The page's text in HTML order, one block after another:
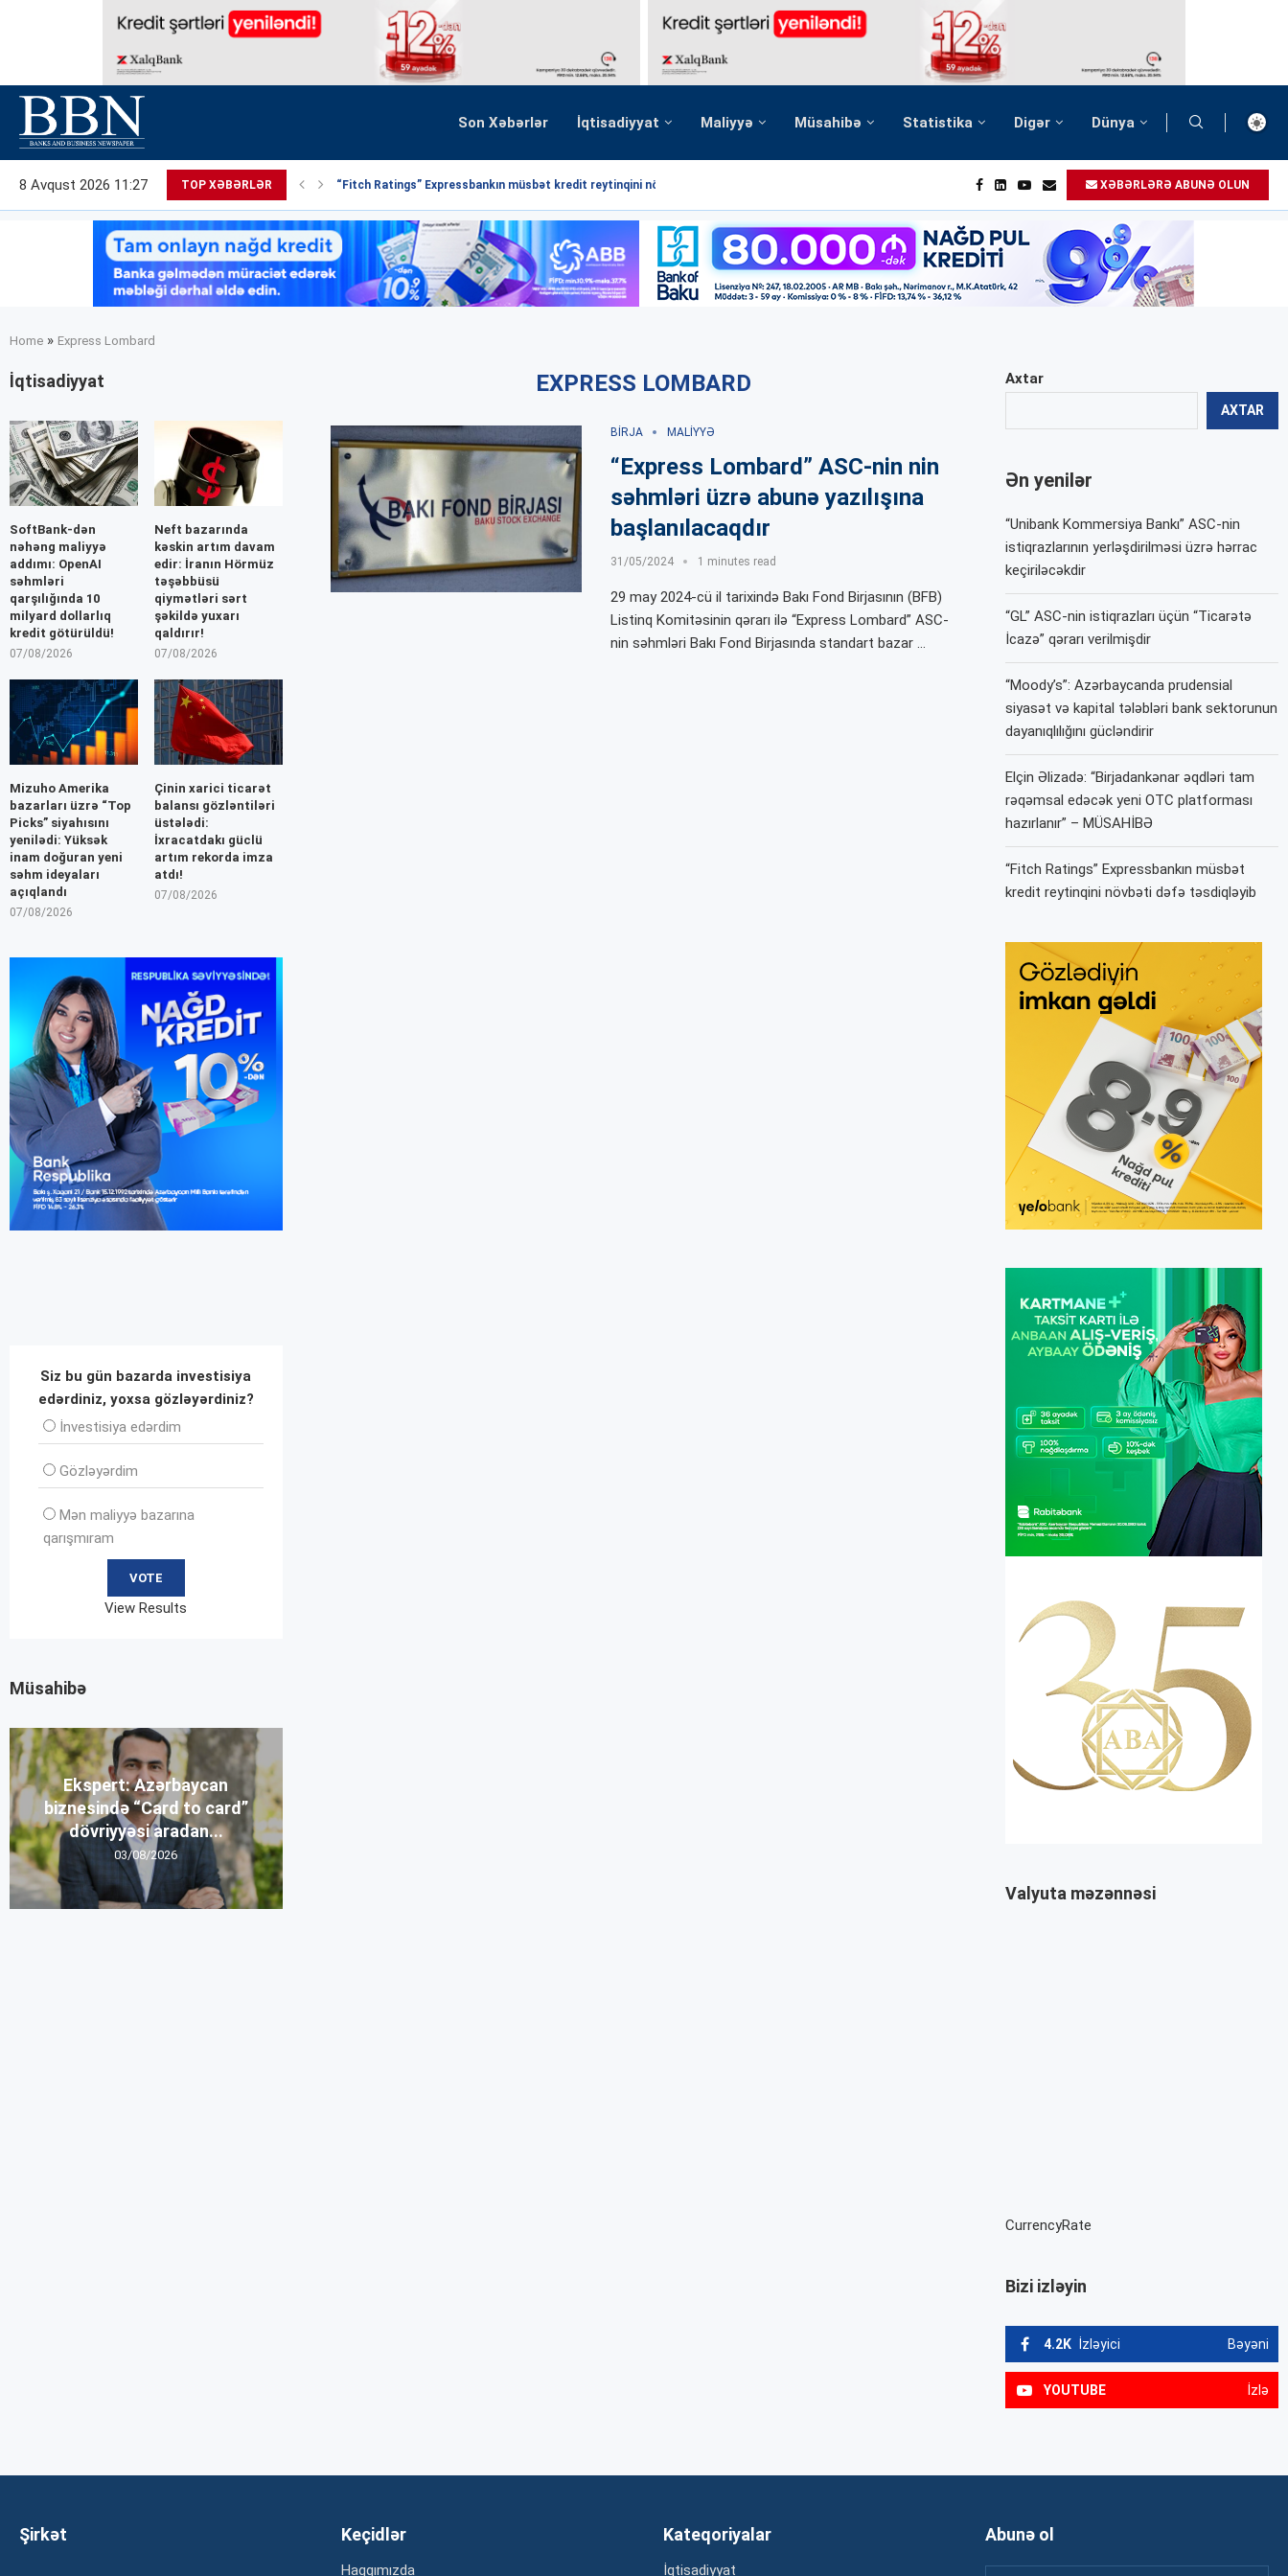
Son Xəbərlər İqtisadiyyat Maliyyə Müsahibə Statistika Digər Dünya
8 Avqust 2026 11:27 TOP XƏBƏRLƏR “Fitch Ratings” Expressbankın müsbət kredit reytinqini növbəti dəfə... XƏBƏRLƏRƏ ABUNƏ OLUN
Home » Express Lombard
EXPRESS LOMBARD
BIRJA MALIYYƏ
“Express Lombard” ASC-nin nin
səhmləri üzrə abunə yazılışına
başlanılacaqdır
31/05/2024 1 minutes read
29 may 2024-cü il tarixində Bakı Fond Birjasının (BFB)
Listinq Komitəsinin qərarı ilə “Express Lombard” ASC-
nin səhmləri Bakı Fond Birjasında standart bazar …
Axtar
AXTAR
Ən yenilər
“Unibank Kommersiya Bankı” ASC-nin
istiqrazlarının yerləşdirilməsi üzrə hərrac
keçiriləcəkdir
“GL” ASC-nin istiqrazları üçün “Ticarətə
İcazə” qərarı verilmişdir
“Moody’s”: Azərbaycanda prudensial
siyasət və kapital tələbləri bank sektorunun
dayanıqlılığını gücləndirir
Elçin Əlizadə: “Birjadankənar əqdləri tam
rəqəmsal edəcək yeni OTC platforması
hazırlanır” – MÜSAHİBƏ
“Fitch Ratings” Expressbankın müsbət
kredit reytinqini növbəti dəfə təsdiqləyib
Valyuta məzənnəsi
CurrencyRate
Bizi izləyin
4.2K İzləyici Bəyəni
YOUTUBE İzlə
İqtisadiyyat
SoftBank-dən
nəhəng maliyyə
addımı: OpenAI
səhmləri
qarşılığında 10
milyard dollarlıq
kredit götürüldü!
07/08/2026
Neft bazarında
kəskin artım davam
edir: İranın Hörmüz
təşəbbüsü
qiymətləri sərt
şəkildə yuxarı
qaldırır!
07/08/2026
Mizuho Amerika
bazarları üzrə “Top
Picks” siyahısını
yenilədi: Yüksək
inam doğuran yeni
səhm ideyaları
açıqlandı
07/08/2026
Çinin xarici ticarət
balansı gözləntiləri
üstələdi:
İxracatdakı güclü
artım rekorda imza
atdı!
07/08/2026
Siz bu gün bazarda investisiya
edərdiniz, yoxsa gözləyərdiniz?
İnvеstisiya edərdim
Gözləyərdim
Mən maliyyə bazarına
qarışmıram
View Results
Müsahibə
Ekspert: Azərbaycan
biznesində “Card to card”
dövriyyəsi aradan...
03/08/2026
Şirkət Keçidlər
Haqqımızda
Kateqoriyalar
İqtisadiyyat
Abunə ol